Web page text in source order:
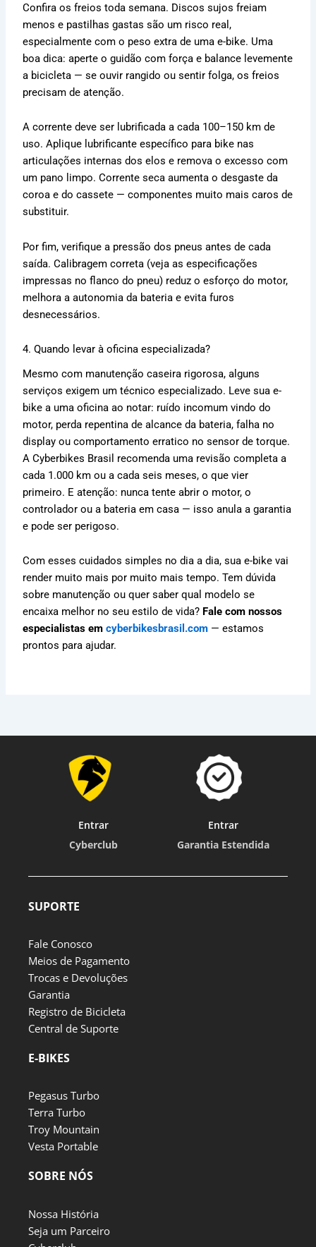
Confira os freios toda semana. Discos sujos freiam
menos e pastilhas gastas são um risco real,
especialmente com o peso extra de uma e-bike. Uma
boa dica: aperte o guidão com força e balance levemente
a bicicleta — se ouvir rangido ou sentir folga, os freios
precisam de atenção.
A corrente deve ser lubrificada a cada 100–150 km de
uso. Aplique lubrificante específico para bike nas
articulações internas dos elos e remova o excesso com
um pano limpo. Corrente seca aumenta o desgaste da
coroa e do cassete — componentes muito mais caros de
substituir.
Por fim, verifique a pressão dos pneus antes de cada
saída. Calibragem correta (veja as especificações
impressas no flanco do pneu) reduz o esforço do motor,
melhora a autonomia da bateria e evita furos
desnecessários.
4. Quando levar à oficina especializada?
Mesmo com manutenção caseira rigorosa, alguns
serviços exigem um técnico especializado. Leve sua e-
bike a uma oficina ao notar: ruído incomum vindo do
motor, perda repentina de alcance da bateria, falha no
display ou comportamento erratico no sensor de torque.
A Cyberbikes Brasil recomenda uma revisão completa a
cada 1.000 km ou a cada seis meses, o que vier
primeiro. E atenção: nunca tente abrir o motor, o
controlador ou a bateria em casa — isso anula a garantia
e pode ser perigoso.
Com esses cuidados simples no dia a dia, sua e-bike vai
render muito mais por muito mais tempo. Tem dúvida
sobre manutenção ou quer saber qual modelo se
encaixa melhor no seu estilo de vida? Fale com nossos
especialistas emcyberbikesbrasil.com — estamos
prontos para ajudar.
Entrar
Cyberclub
Entrar
Garantia Estendida
SUPORTE
Fale Conosco
Meios de Pagamento
Trocas e Devoluções
Garantia
Registro de Bicicleta
Central de Suporte
E-BIKES
Pegasus Turbo
Terra Turbo
Troy Mountain
Vesta Portable
SOBRE NÓS
Nossa História
Seja um Parceiro